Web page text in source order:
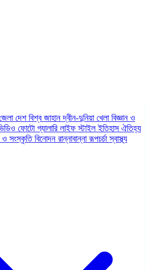
দেশ বিশ্ব জাহানদ্বীন-দুনিয়া খেলা বিজ্ঞান ও
ফোটো গ্যালারি লাইফ স্টাইলইতিহাস ঐতিহ্য
ও সংস্কৃতি বিনোদন রান্নাবান্নারূপচর্চাস্বাস্থ্য